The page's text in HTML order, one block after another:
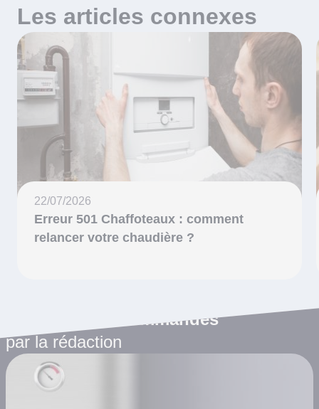
Les articles connexes
22/07/2026
Erreur 501 Chaffoteaux : comment
relancer votre chaudière ?
Les articles recommandés
par la rédaction